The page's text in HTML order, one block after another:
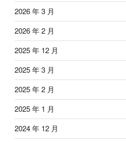
2026 年 3 月
2026 年 2 月
2025 年 12 月
2025 年 3 月
2025 年 2 月
2025 年 1 月
2024 年 12 月